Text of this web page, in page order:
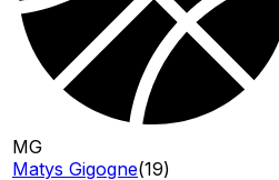
MG
Matys Gigogne(19)